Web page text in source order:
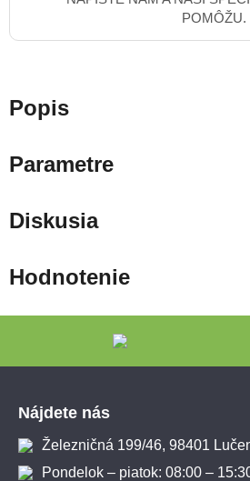
POMÔŽU.
Popis
Parametre
Diskusia
Hodnotenie
Nájdete nás
Železničná 199/46, 98401
Pondelok – piatok: 08:00 –